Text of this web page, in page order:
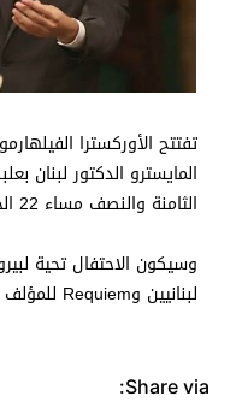
تفتتح الأوركسترا
المايسترو الدكتور لبنان
الثامنة والنصف مساء 22 الحالي، في كنيسة مار يوسف – مونو.
وسيكون الاحتفال تحية
لبنانيين وRequiem للمؤلف الفرنسي Gabriel Faure.
Share via: